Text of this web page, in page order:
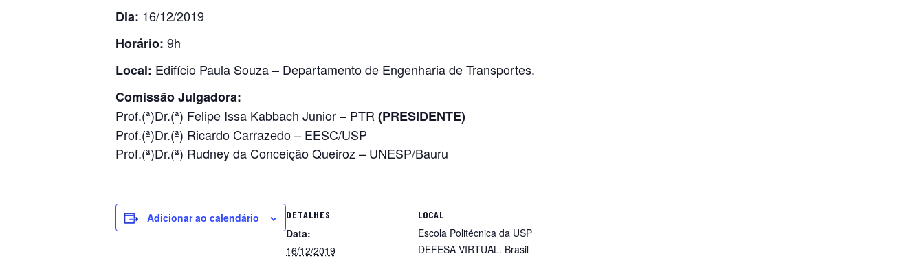
Dia: 16/12/2019
Horário: 9h
Local: Edifício Paula Souza – Departamento de Engenharia de Transportes.
Comissão Julgadora:
Prof.(ª)Dr.(ª) Felipe Issa Kabbach Junior – PTR (PRESIDENTE)
Prof.(ª)Dr.(ª) Ricardo Carrazedo – EESC/USP
Prof.(ª)Dr.(ª) Rudney da Conceição Queiroz – UNESP/Bauru
Adicionar ao calendário DETALHES
Data:
16/12/2019
LOCAL
Escola Politécnica da USP
DEFESA VIRTUAL. Brasil